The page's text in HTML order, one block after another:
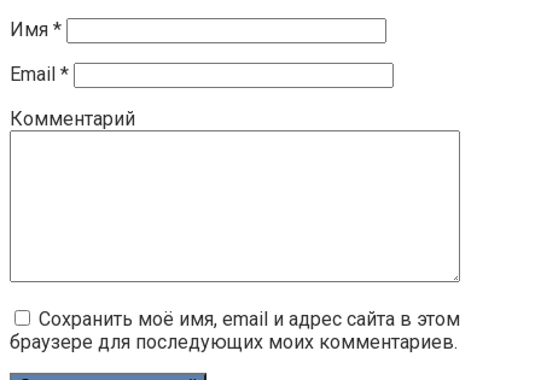
Имя *
Email *
Комментарий
Сохранить моё имя, email и адрес сайта в этом
браузере для последующих моих комментариев.